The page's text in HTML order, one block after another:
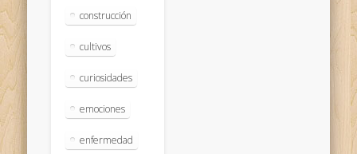
construcción
cultivos
curiosidades
emociones
enfermedad